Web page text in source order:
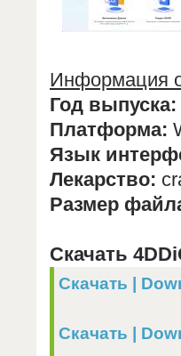
Информация
Год выпуска:
Платформа:
Язык
Лекарство:
Размер
Скачать
Скачать |
Скачать |